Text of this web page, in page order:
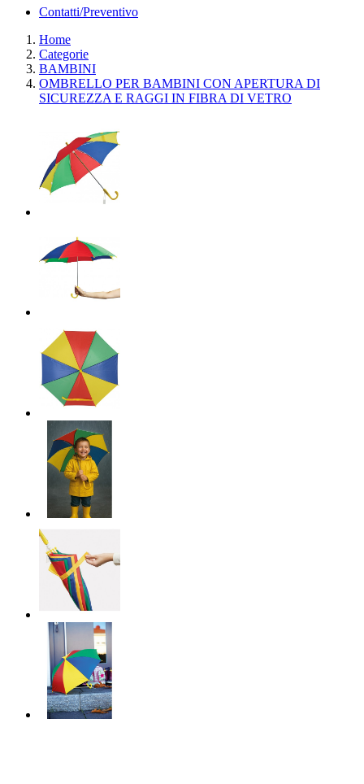
Contatti/Preventivo
Home
Categorie
BAMBINI
OMBRELLO PER BAMBINI CON APERTURA DI
SICUREZZA E RAGGI IN FIBRA DI VETRO